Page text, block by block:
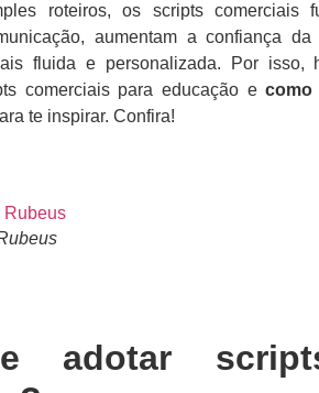
roteiros, os scripts comerciais
aumentam a confiança
fluida e personalizada. Por isso,
comerciais para educação ecomo
te inspirar. Confira!
adotar